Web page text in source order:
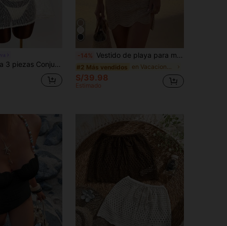
de mujer con escote pronunciado - Top, Bottom y Cubre
-14% Vestido de playa para mujer de verano, color liso, estilo europeo y americano, corto, de punto, con tirantes finos, sexy, con aberturas y transparente, para vacaciones
#2 Más vendidos en Vacaciones Encubrimientos de mujeres
S/39.98
Estimado